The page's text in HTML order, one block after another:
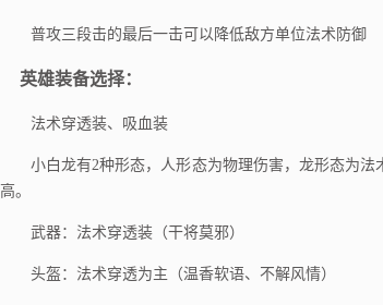
普攻三段击的最后一击可以降低敌方单位法术防御
英雄装备选择：
法术穿透装、吸血装
小白龙有2种形态，人形态为物理伤害，龙形态为法
高。
武器：法术穿透装（干将莫邪）
头盔：法术穿透为主（温香软语、不解风情）